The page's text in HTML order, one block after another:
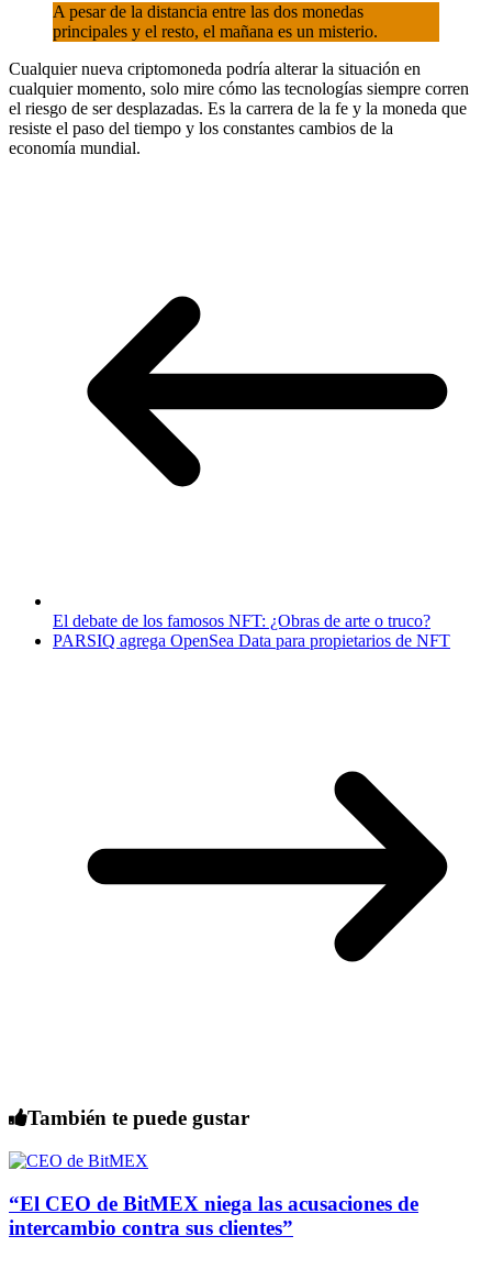
A pesar de la distancia entre las dos monedas
principales y el resto, el mañana es un misterio.
Cualquier nueva criptomoneda podría alterar la situación en
cualquier momento, solo mire cómo las tecnologías siempre corren
el riesgo de ser desplazadas. Es la carrera de la fe y la moneda que
resiste el paso del tiempo y los constantes cambios de la
economía mundial.
El debate de los famosos NFT: ¿Obras de arte o truco?
PARSIQ agrega OpenSea Data para propietarios de NFT
También te puede gustar
“El CEO de BitMEX niega las acusaciones de
intercambio contra sus clientes”